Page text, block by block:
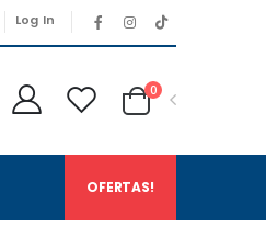
Log In
0
OFERTAS!